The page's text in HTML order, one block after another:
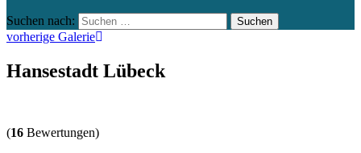
Suchen nach:
vorherige Galerie
Hansestadt Lübeck
(16 Bewertungen)